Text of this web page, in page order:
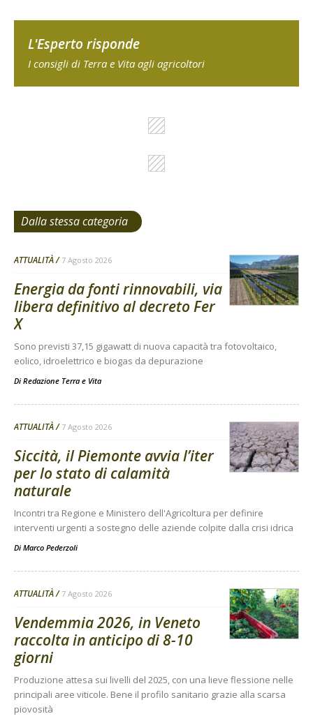
L'Esperto risponde
I consigli di Terra e Vita agli agricoltori
Dalla stessa categoria
ATTUALITÀ 7 Agosto 2026
Energia da fonti rinnovabili, via
libera definitivo al decreto Fer
X
Sono previsti 37,15 gigawatt di nuova capacità tra fotovoltaico,
eolico, idroelettrico e biogas da depurazione
Di Redazione Terra e Vita
ATTUALITÀ 7 Agosto 2026
Siccità, il Piemonte avvia l’iter
per lo stato di calamità
naturale
Incontri tra Regione e Ministero dell'Agricoltura per definire
interventi urgenti a sostegno delle aziende colpite dalla crisi idrica
Di Marco Pederzoli
ATTUALITÀ 7 Agosto 2026
Vendemmia 2026, in Veneto
raccolta in anticipo di 8-10
giorni
Produzione attesa sui livelli del 2025, con una lieve flessione nelle
principali aree viticole. Bene il profilo sanitario grazie alla scarsa
piovosità